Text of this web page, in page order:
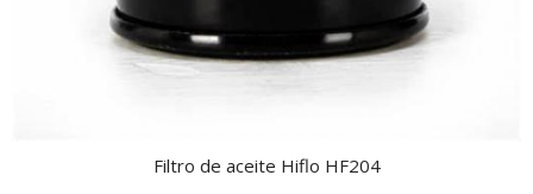
Filtro de aceite Hiflo HF204